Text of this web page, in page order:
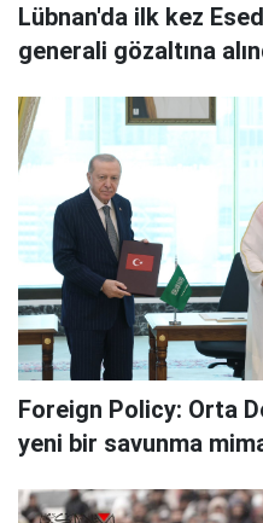
Lübnan'da ilk kez
generali gözaltına
Foreign Policy: Orta
yeni bir savunma